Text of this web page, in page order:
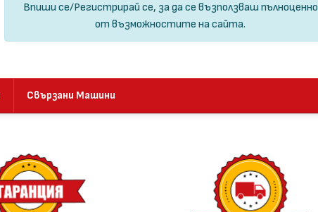
Впиши се/Регистрирай се, за да се възползваш пълноценно
от възможностите на сайта.
Свързани Машини